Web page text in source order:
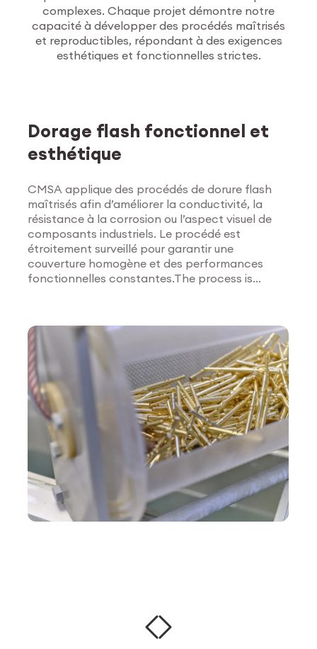
surface
Explorer les traitements
complexes. Chaque projet démontre notre
capacité à développer des procédés maîtrisés
et reproductibles, répondant à des exigences
esthétiques et fonctionnelles strictes.
Dorage flash fonctionnel et
esthétique
CMSA applique des procédés de dorure flash
maîtrisés afin d’améliorer la conductivité, la
résistance à la corrosion ou l’aspect visuel de
composants industriels. Le procédé est
étroitement surveillé pour garantir une
couverture homogène et des performances
fonctionnelles constantes.The process is